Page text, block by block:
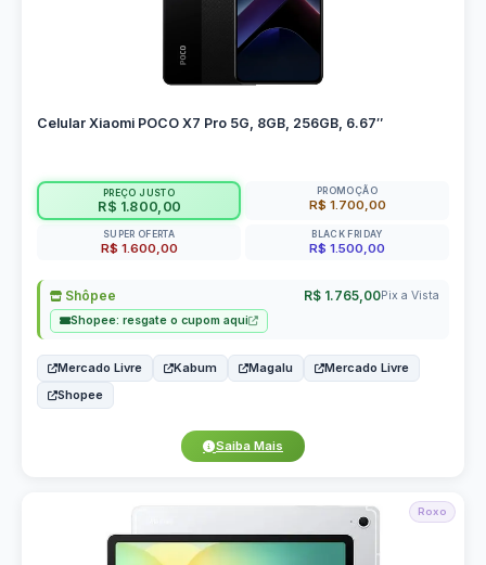
Celular Xiaomi POCO X7 Pro 5G, 8GB, 256GB, 6.67″
PREÇO JUSTO
R$ 1.800,00
PROMOÇÃO
R$ 1.700,00
SUPER OFERTA
R$ 1.600,00
BLACK FRIDAY
R$ 1.500,00
Shôpee R$ 1.765,00Pix a Vista
Shopee: resgate o cupom aqui
Mercado Livre Kabum Magalu
Mercado Livre
Shopee
Saiba Mais
Roxo